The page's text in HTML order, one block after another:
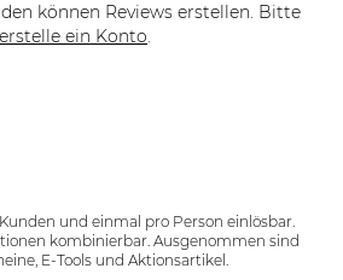
können Reviews erstellen. Bitte
erstelle ein Konto.
und einmal pro Person einlösbar.
kombinierbar. Ausgenommen sind
E-Tools und Aktionsartikel.